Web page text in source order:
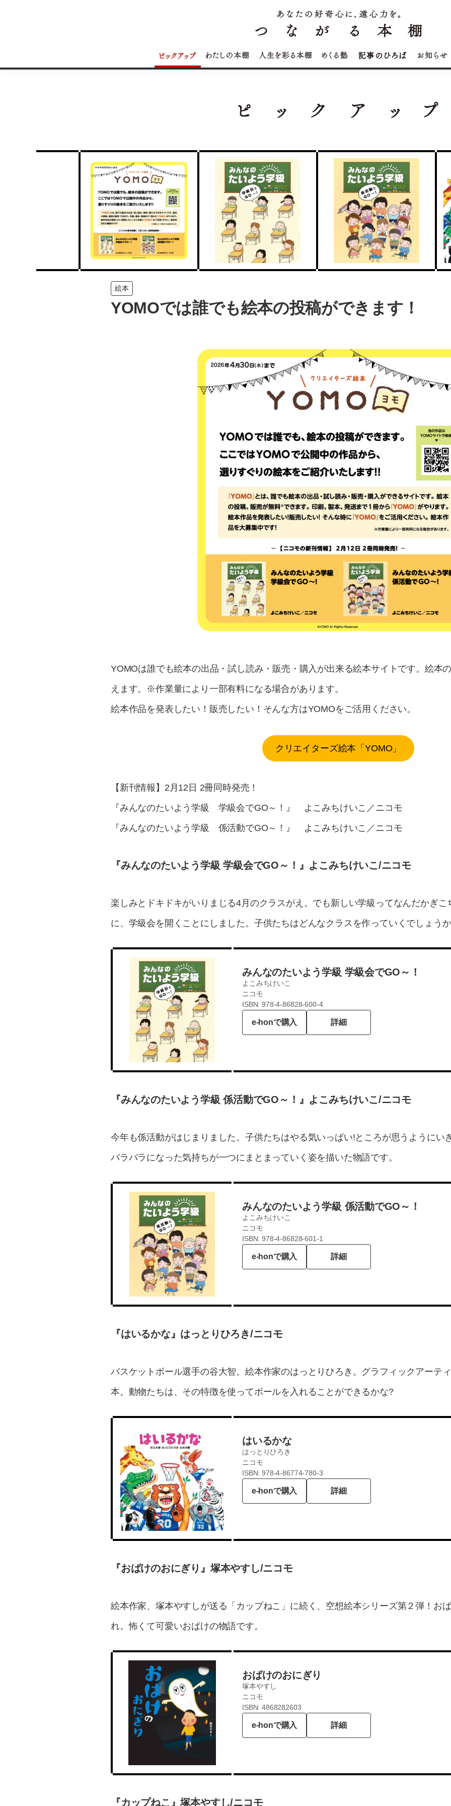
絵本
YOMOでは誰でも絵本の投稿ができます！
YOMOは誰でも絵本の出品・試し読み・販売・購入が出来る絵本サイトです。絵本
えます。※作業量により一部有料になる場合があります。
絵本作品を発表したい！販売したい！そんな方はYOMOをご活用ください。
クリエイターズ絵本「YOMO」
【新刊情報】2月12日 2冊同時発売！
『みんなのたいよう学級 学級会でGO～！』 よこみちけいこ／ニコモ
『みんなのたいよう学級 係活動でGO～！』 よこみちけいこ／ニコモ
『みんなのたいよう学級 学級会でGO～！』よこみちけいこ/ニコモ
楽しみとドキドキがいりまじる4月のクラスがえ。でも新しい学級ってなんだかぎこ
に、学級会を開くことにしました。子供たちはどんなクラスを作っていくでしょうか
みんなのたいよう学級 学級会でGO～！
よこみちけいこ
ニコモ
ISBN: 978-4-86828-600-4
e-honで購入 詳細
『みんなのたいよう学級 係活動でGO～！』よこみちけいこ/ニコモ
今年も係活動がはじまりました。子供たちはやる気いっぱい!ところが思うようにい
バラバラになった気持ちが一つにまとまっていく姿を描いた物語です。
みんなのたいよう学級 係活動でGO～！
よこみちけいこ
ニコモ
ISBN: 978-4-86828-601-1
e-honで購入 詳細
『はいるかな』はっとりひろき/ニコモ
バスケットボール選手の谷大智。絵本作家のはっとりひろき。グラフィックアーテ
本。動物たちは、その特徴を使ってボールを入れることができるかな?
はいるかな
はっとりひろき
ニコモ
ISBN: 978-4-86774-780-3
e-honで購入 詳細
『おばけのおにぎり』塚本やすし/ニコモ
絵本作家、塚本やすしが送る「カップねこ」に続く、空想絵本シリーズ第２弾！お
れ。怖くて可愛いおばけの物語です。
おばけのおにぎり
塚本やすし
ニコモ
ISBN: 4868282603
e-honで購入 詳細
『カップねこ』塚本やすし/ニコモ